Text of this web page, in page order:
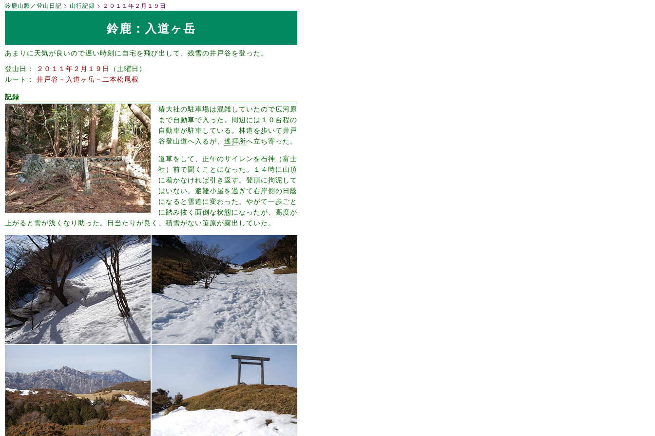
鈴鹿山脈／登山日記 山行記録 ２０１１年２月１９日
鈴鹿：入道ヶ岳
あまりに天気が良いので遅い時刻に自宅を飛び出して、残雪の井戸谷を登った。
登山日
２０１１年２月１９日
土曜日
ルート
井戸谷－入道ヶ岳－二本松尾根
記録
椿大社の駐車場は混雑していたので広河原
まで自動車で入った。周辺には１０台程の
自動車が駐車している。林道を歩いて井戸
谷登山道へ入るが、 遙拝所へ立ち寄った。
道草をして、正午のサイレンを石神（富士
社）前で聞くことになった。１４時に山頂
に着かなければ引き返す。登頂に拘泥して
はいない。避難小屋を過ぎて右岸側の日蔭
になると雪道に変わった。やがて一歩ごと
に踏み抜く面倒な状態になったが、高度が
上がると雪が浅くなり助った。日当たりが良く、積雪がない笹原が露出していた。